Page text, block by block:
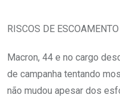
RISCOS DE
Macron, 44 e no cargo
de campanha tentando
não mudou apesar dos